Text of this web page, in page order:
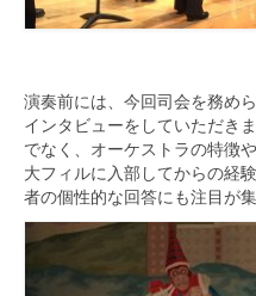
演奏前には、 今回司会を務め
インタビューを していただき
でなく、 オーケストラの特徴
大フィルに入部してからの経
者の個性的な回答にも注目が集